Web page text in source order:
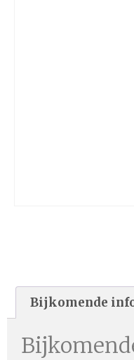
Bijkomende